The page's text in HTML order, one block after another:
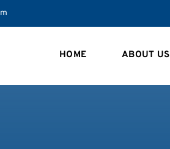
HOME ABOUT US